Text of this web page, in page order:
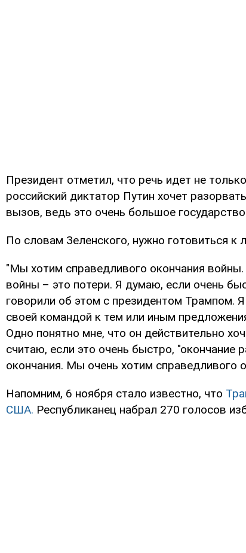
Президент отметил, что речь идет не
российский диктатор Путин хочет
вызов, ведь это очень большое
По словам Зеленского, нужно готовиться
"Мы хотим справедливого окончания
войны – это потери. Я думаю, если очень
говорили об этом с президентом Трампом.
своей командой к тем или иным
Одно понятно мне, что он действительно
считаю, если это очень быстро, "окончание
окончания. Мы очень хотим справедливого
Напомним, 6 ноября стало известно, что
США. Республиканец набрал 270 голосов